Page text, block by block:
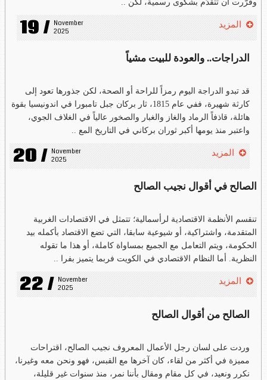
وقرّرت أن تتقدّم بشكوى رسمية، لكن ..
19 / November
2025
المزيد
الدراجات.. والعودة للبيت مشياً
قد تبدو الدراجة اليوم رمزاً للراحة أو الصحة، لكن جذورها تعود إلى
كارثة شهيرة، ففي عام 1815، ثار بركان جبل تامبورا في اندونيسيا بقوة
هائلة، قاذفاً الرماد والغاز والغبار والصخور عالياً في الغلاف الجوي،
واعتبر منذ يومها أكبر ثوران بركاني في التاريخ المع ..
20 / November
2025
المزيد
الصالح في أقوال نجيب الصالح
تنقسم الأنظمة الاقتصادية لرأسمالية؛ تتمثل في الاقتصادات الغربية
المتقدمة، واشتراكية، أو شيوعية سابقا، التي تضع الاقتصاد بأكمله بيد
الحكومة، ويتم التعامل مع الجميع بمساواة كاملة، أو هذا ما تقوله
النظرية. أما النظام الاقتصادي في الكويت فربما يتميز بفرا ..
22 / November
2025
المزيد
الصالح من أقوال الصالح
وردت على لسان رجل الأعمال المعروف نجيب الصالح، اقتراحات
مميزة في أكثر من لقاء، كان آخرها مع القبس، فهو ونحن معه وغيرنا،
نكرر ونعيد، في كل مقام ومقال بأننا نمر، منذ سنوات غير قليلة،